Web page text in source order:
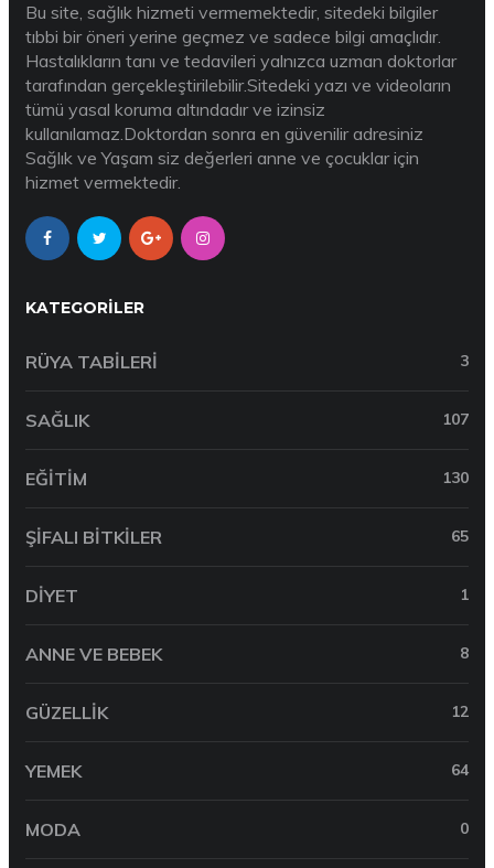
Bu site, sağlık hizmeti vermemektedir, sitedeki bilgiler
tıbbi bir öneri yerine geçmez ve sadece bilgi amaçlıdır.
Hastalıkların tanı ve tedavileri yalnızca uzman doktorlar
tarafından gerçekleştirilebilir.Sitedeki yazı ve videoların
tümü yasal koruma altındadır ve izinsiz
kullanılamaz.Doktordan sonra en güvenilir adresiniz
Sağlık ve Yaşam siz değerleri anne ve çocuklar için
hizmet vermektedir.
KATEGORILER
RÜYA TABILERI 3
SAĞLIK 107
EĞITIM 130
ŞIFALI BITKILER 65
DIYET 1
ANNE VE BEBEK 8
GÜZELLIK 12
YEMEK 64
MODA 0